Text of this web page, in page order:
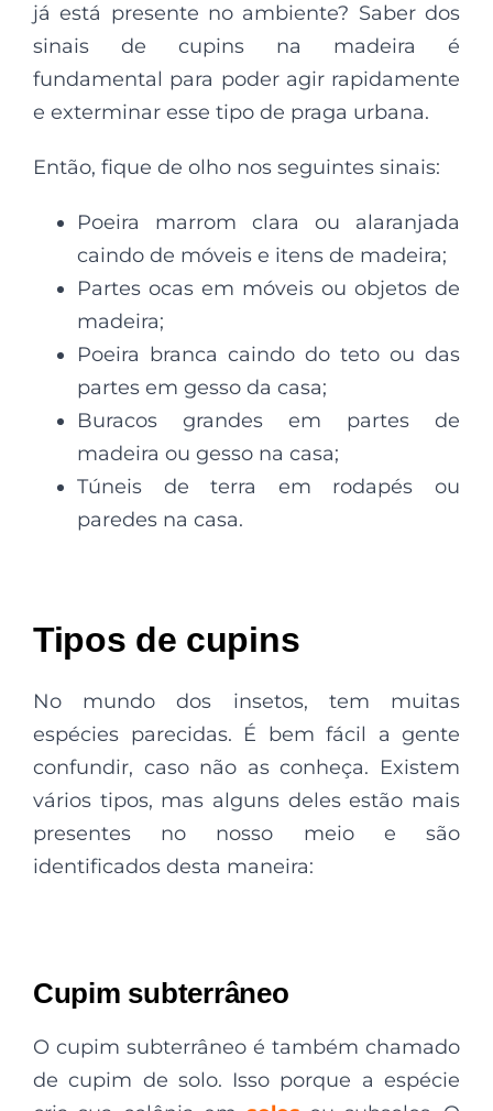
já está presente no ambiente? Saber dos
sinais de cupins na madeira é
fundamental para poder agir rapidamente
e exterminar esse tipo de praga urbana.
Então, fique de olho nos seguintes sinais:
Poeira marrom clara ou alaranjada
caindo de móveis e itens de madeira;
Partes ocas em móveis ou objetos de
madeira;
Poeira branca caindo do teto ou das
partes em gesso da casa;
Buracos grandes em partes de
madeira ou gesso na casa;
Túneis de terra em rodapés ou
paredes na casa.
Tipos de cupins
No mundo dos insetos, tem muitas
espécies parecidas. É bem fácil a gente
confundir, caso não as conheça. Existem
vários tipos, mas alguns deles estão mais
presentes no nosso meio e são
identificados desta maneira:
Cupim subterrâneo
O cupim subterrâneo é também chamado
de cupim de solo. Isso porque a espécie